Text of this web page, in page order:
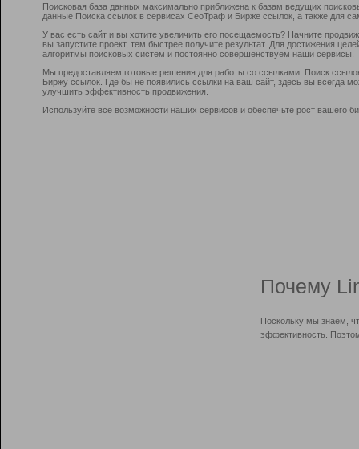
Поисковая база данных максимально приближена к базам ведущих
данные Поиска ссылок в сервисах СеоТраф и Бирже ссылок, а также для
У вас есть сайт и вы хотите увеличить его посещаемость? Начните
вы запустите проект, тем быстрее получите результат. Для достижения
алгоритмы поисковых систем и постоянно совершенствуем наши сервисы.
Мы предоставляем готовые решения для работы со ссылками: Поиск
Биржу ссылок. Где бы не появились ссылки на ваш сайт, здесь вы всегда
улучшить эффективность продвижения.
Используйте все возможности наших сервисов и обеспечьте рост вашего
Почему
Поскольку мы знаем,
эффективность.